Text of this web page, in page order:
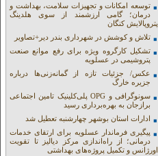
توسعه امکانات و تجهیزات سلامت، بهداشت و
درمان؛ گامی ارزشمند از سوی هلدینگ
پتروپالایش کنگان
تلاش و کوشش در شهرداری بندر دیر+تصاویر
تشکیل کارگروه ویژه برای رفع موانع صنعت
پتروشیمی در عسلویه
عکس/ جزئیات تازه از گمانه‌زنی‌ها درباره
جزیره خارگ
سونوگرافی و OPG پلی‌کلینیک تامین اجتماعی
برازجان به بهره‌برداری رسید
ادارات استان بوشهر چهارشنبه تعطیل شد
پیگیری فرماندار عسلویه برای ارتقای خدمات
درمانی؛ از راه‌اندازی مرکز دیالیز تا تقویت
اورژانس و تکمیل پروژه‌های بهداشتی